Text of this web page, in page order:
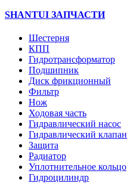
SHANTUI ЗАПЧАСТИ
Шестерня
КПП
Гидротрансформатор
Подшипник
Диск фрикционный
Фильтр
Нож
Ходовая часть
Гидравлический насос
Гидравлический клапан
Защита
Радиатор
Уплотнительное кольцо
Гидроцилиндр